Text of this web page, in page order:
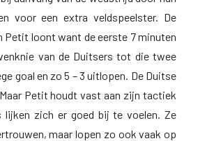
voor een extra veldspeelster. De
Petit loont want de eerste 7 minuten
van de Duitsers tot die twee
goal en zo 5 – 3 uitlopen. De Duitse
Petit houdt vast aan zijn tactiek
lijken zich er goed bij te voelen. Ze
maar lopen zo ook vaak op